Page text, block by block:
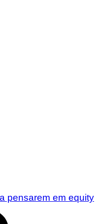
pensarem em equity